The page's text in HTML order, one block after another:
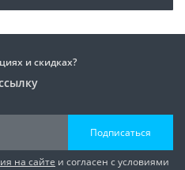
и скидках?
Подписаться
на сайте и согласен с условиями